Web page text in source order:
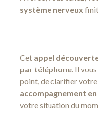
système nerveux
Cet appel
par téléphone. Il
point, de clarifier votre
accompagnement
votre situation du